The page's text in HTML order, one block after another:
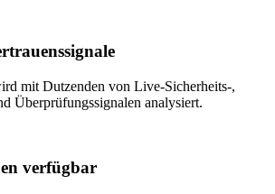
mit Dutzenden von Live-Sicherheits-,
Überprüfungssignalen analysiert.
verfügbar